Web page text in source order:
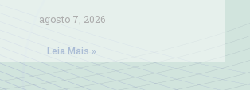
agosto 7, 2026
Leia Mais »